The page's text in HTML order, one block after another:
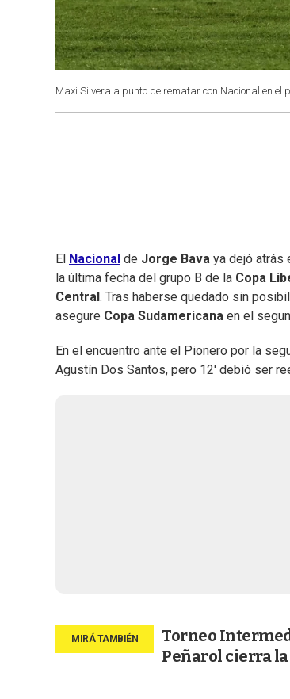
Maxi Silvera a punto de rematar con Nacional en el
El Nacional de Jorge Bava ya dejó atrás
la última fecha del grupo B de la Copa
Central . Tras haberse quedado sin
asegure Copa Sudamericana en el
En el encuentro ante el Pionero por la
Agustín Dos Santos, pero 12' debió ser
Torneo
Peñarol cierra